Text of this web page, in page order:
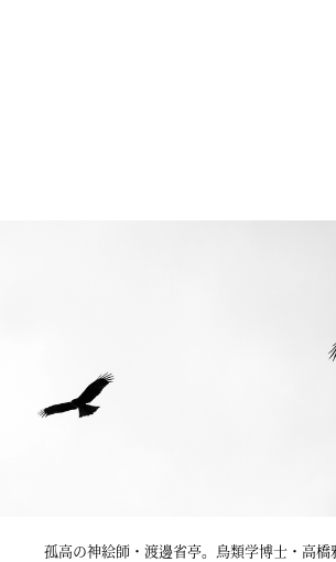
孤高の神絵師・渡邊省亭。鳥類学博士・高橋